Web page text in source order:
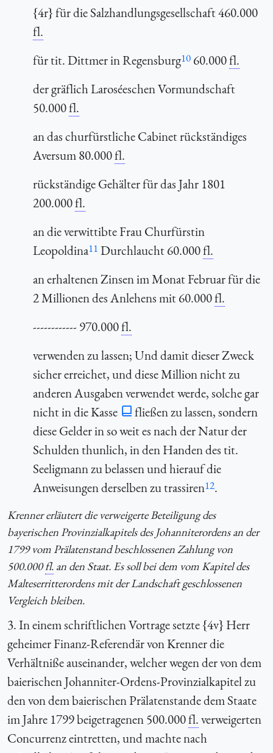
{4r} für die Salzhandlungsgesellschaft 460.000
fl.
für tit. Dittmer in Regensburg1060.000fl.
der gräflich Laroséeschen Vormundschaft
50.000fl.
an das churfürstliche Cabinet rückständiges
Aversum 80.000fl.
rückständige Gehälter für das Jahr 1801
200.000fl.
an die verwittibte Frau Churfürstin
Leopoldina11 Durchlaucht 60.000fl.
an erhaltenen Zinsen im Monat Februar für die
2 Millionen des Anlehens mit 60.000fl.
------------ 970.000fl.
verwenden zu lassen; Und damit dieser Zweck
sicher erreichet, und diese Million nicht zu
anderen Ausgaben verwendet werde, solche gar
nicht in die Kasse
fließen zu lassen, sondern
diese Gelder in so weit es nach der Natur der
Schulden thunlich, in den Handen des tit.
Seeligmann zu belassen und hierauf die
Anweisungen derselben zu trassiren12.
Krenner erläutert die verweigerte Beteiligung des
bayerischen Provinzialkapitels des Johanniterordens an der
1799 vom Prälatenstand beschlossenen Zahlung von
500.000fl. an den Staat. Es soll bei dem vom Kapitel des
Malteserritterordens mit der Landschaft geschlossenen
Vergleich bleiben.
3. In einem schriftlichen Vortrage setzte {4v} Herr
geheimer Finanz-Referendär von Krenner die
Verhältniße auseinander, welcher wegen der von dem
baierischen Johanniter-Ordens-Provinzialkapitel zu
den von dem baierischen Prälatenstande dem Staate
im Jahre 1799 beigetragenen 500.000fl.verweigerten
Concurrenz eintretten, und machte nach